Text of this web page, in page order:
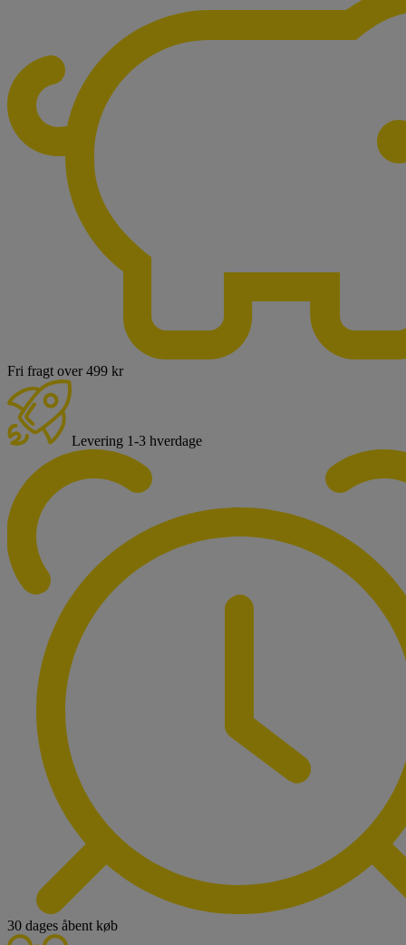
Fri fragt over 499 kr
Levering 1-3 hverdage
30 dages åbent køb